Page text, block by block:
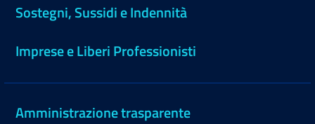
Sostegni, Sussidi e Indennità
Imprese e Liberi Professionisti
Amministrazione trasparente